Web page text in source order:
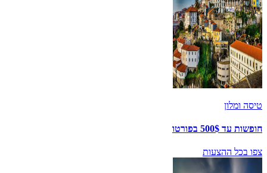
טיסה ומלון
חופשות עד 500$ בפורטו
צפו בכל ההצעות